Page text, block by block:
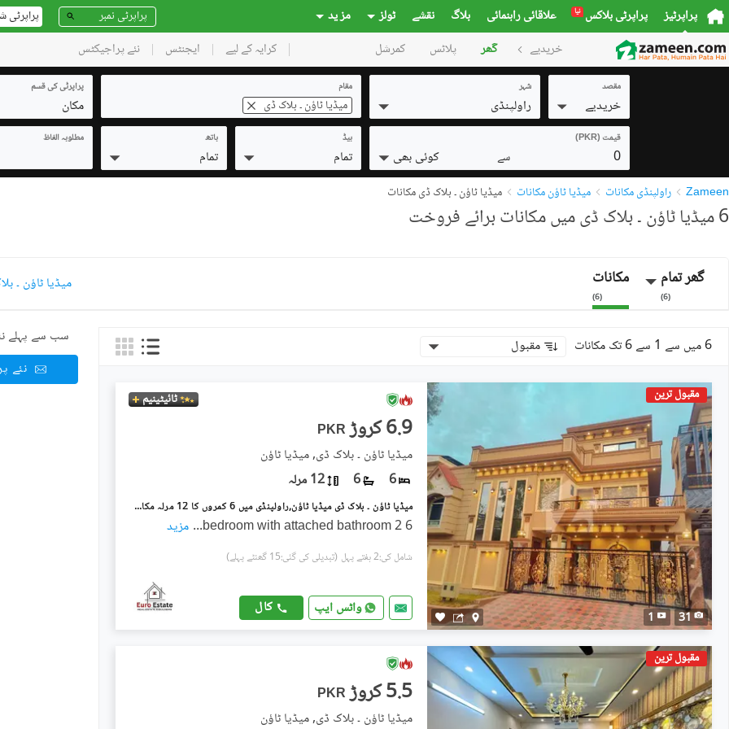
پراپرٹیز پراپرٹی بلاکس نیا علاقائی راہنمائی بلاگ نقشے ٹولز مز ید پراپرٹی
خریدیے گھر پلاٹس کمرشل کرایہ کے لیے ایجنٹس نئے پراجیکٹس
مقصد
خریدیے
شہر
راولپنڈی
مقام
میڈیا ٹاؤن ۔ بلاک ڈی
پراپرٹی کی قسم
مکان
قیمت (PKR)
0 سے کوئی بھی
بیڈ
تمام
باتھ
تمام
مطلوبہ الفاظ
Zameen راولپنڈی مکانات میڈیا ٹاؤن مکانات میڈیا ٹاؤن ۔ بلاک ڈی مکانات
6 میڈیا ٹاؤن ۔ بلاک ڈی میں مکانات برائے فروخت
گھر تمام
(
6
)
مکانات
(
6
)
میڈیا ٹاؤن ۔
6 میں سے 1 سے 6 تک مکانات مقبول
مقبول ترین
31
1
ٹائیٹینیم
PKR 6.9 کروڑ
میڈیا ٹاؤن ۔ بلاک ڈی, میڈیا ٹاؤن
6
6 12 مرلہ
میڈیا ٹاؤن ۔ بلاک ڈی میڈیا ٹاؤن,راولپنڈی میں 6 کمروں کا 12 مرلہ مکان 6.9 کروڑ میں برائے فروخت۔
6 bedroom with attached bathroom 2
... مزید
شامل کی:2 ہفتے پہل (تبدیلی کی گئی:15 گھنٹے پہلے)
واٹس ایپ کال
مقبول ترین
PKR 5.5 کروڑ
میڈیا ٹاؤن ۔ بلاک ڈی, میڈیا ٹاؤن
سب سے پہلے
نئے